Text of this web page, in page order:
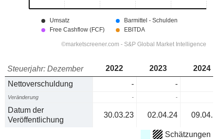
Steuerjahr: Dezember 2022 2023
2024
Nettoverschuldung
- -
Veränderung - -
Datum der
Veröffentlichung
30.03.23 02.04.24
Schätzungen